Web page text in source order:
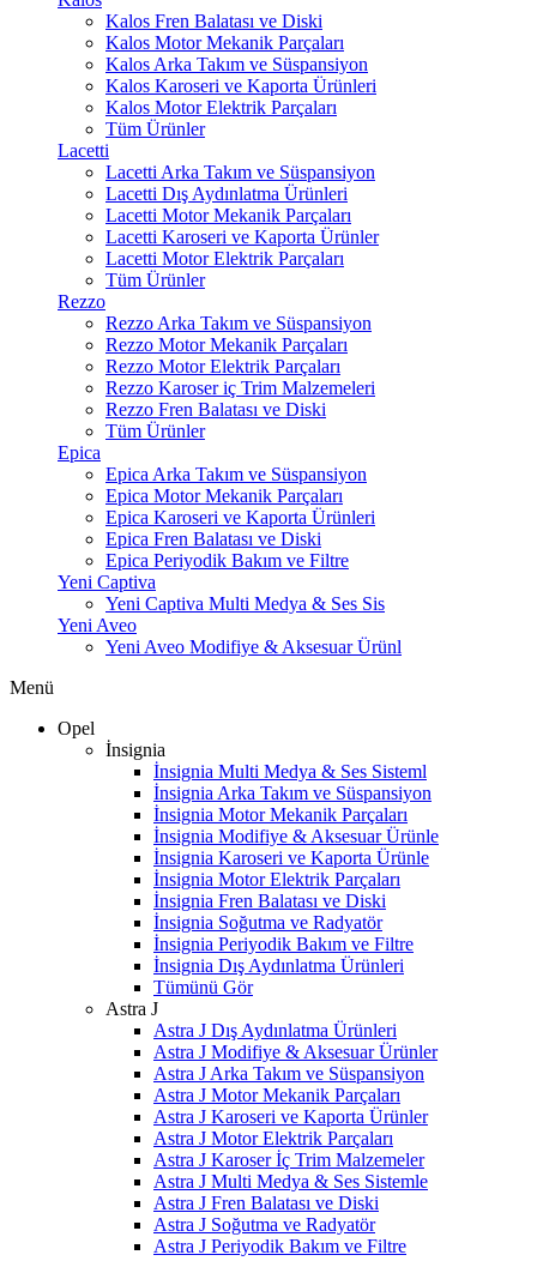
Kalos Fren Balatası ve Diski
Kalos Motor Mekanik Parçaları
Kalos Arka Takım ve Süspansiyon
Kalos Karoseri ve Kaporta Ürünleri
Kalos Motor Elektrik Parçaları
Tüm Ürünler
Lacetti
Lacetti Arka Takım ve Süspansiyon
Lacetti Dış Aydınlatma Ürünleri
Lacetti Motor Mekanik Parçaları
Lacetti Karoseri ve Kaporta Ürünler
Lacetti Motor Elektrik Parçaları
Tüm Ürünler
Rezzo
Rezzo Arka Takım ve Süspansiyon
Rezzo Motor Mekanik Parçaları
Rezzo Motor Elektrik Parçaları
Rezzo Karoser iç Trim Malzemeleri
Rezzo Fren Balatası ve Diski
Tüm Ürünler
Epica
Epica Arka Takım ve Süspansiyon
Epica Motor Mekanik Parçaları
Epica Karoseri ve Kaporta Ürünleri
Epica Fren Balatası ve Diski
Epica Periyodik Bakım ve Filtre
Yeni Captiva
Yeni Captiva Multi Medya & Ses Sis
Yeni Aveo
Yeni Aveo Modifiye & Aksesuar Ürünl
Menü
Opel
İnsignia
İnsignia Multi Medya & Ses Sisteml
İnsignia Arka Takım ve Süspansiyon
İnsignia Motor Mekanik Parçaları
İnsignia Modifiye & Aksesuar Ürünle
İnsignia Karoseri ve Kaporta Ürünle
İnsignia Motor Elektrik Parçaları
İnsignia Fren Balatası ve Diski
İnsignia Soğutma ve Radyatör
İnsignia Periyodik Bakım ve Filtre
İnsignia Dış Aydınlatma Ürünleri
Tümünü Gör
Astra J
Astra J Dış Aydınlatma Ürünleri
Astra J Modifiye & Aksesuar Ürünler
Astra J Arka Takım ve Süspansiyon
Astra J Motor Mekanik Parçaları
Astra J Karoseri ve Kaporta Ürünler
Astra J Motor Elektrik Parçaları
Astra J Karoser İç Trim Malzemeler
Astra J Multi Medya & Ses Sistemle
Astra J Fren Balatası ve Diski
Astra J Soğutma ve Radyatör
Astra J Periyodik Bakım ve Filtre